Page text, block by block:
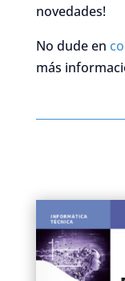
novedades!
No dude en
más